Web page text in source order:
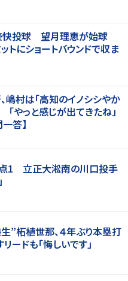
快投球 望月理恵が始球
トにショートバウンドで収ま
嶋村は「高知のイノシシやか
やっと感じが出てきたね」
答】
1 立正大淞南の川口投手
生”柘植世那、４年ぶり本塁打
ードも「悔しいです」